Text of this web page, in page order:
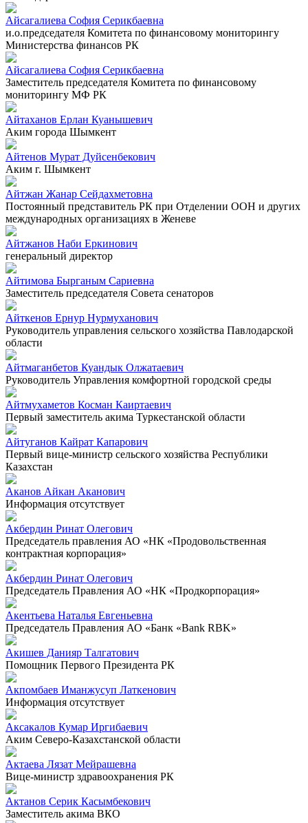
Айсагалиева София Серикбаевна
и.о.председателя Комитета по финансовому мониторингу
Министерства финансов РК
Айсагалиева София Серикбаевна
Заместитель председателя Комитета по финансовому
мониторингу МФ РК
Айтаханов Ерлан Куанышевич
Аким города Шымкент
Айтенов Мурат Дуйсенбекович
Аким г. Шымкент
Айтжан Жанар Сейдахметовна
Постоянный представитель РК при Отделении ООН и других
международных организациях в Женеве
Айтжанов Наби Еркинович
генеральный директор
Айтимова Бырганым Сариевна
Заместитель председателя Совета сенаторов
Айткенов Ернур Нурмуханович
Руководитель управления сельского хозяйства Павлодарской
области
Айтмаганбетов Куандык Олжатаевич
Руководитель Управления комфортной городской среды
Айтмухаметов Косман Каиртаевич
Первый заместитель акима Туркестанской области
Айтуганов Кайрат Капарович
Первый вице-министр сельского хозяйства Республики
Казахстан
Аканов Айкан Аканович
Информация отсутствует
Акбердин Ринат Олегович
Председатель правления АО «НК «Продовольственная
контрактная корпорация»
Акбердин Ринат Олегович
Председатель Правления АО «НК «Продкорпорация»
Акентьева Наталья Евгеньевна
Председатель Правления АО «Банк «Bank RBK»
Акишев Данияр Талгатович
Помощник Первого Президента РК
Акпомбаев Иманжусуп Латкенович
Информация отсутствует
Аксакалов Кумар Иргибаевич
Аким Северо-Казахстанской области
Актаева Лязат Мейрашевна
Вице-министр здравоохранения РК
Актанов Серик Касымбекович
Заместитель акима ВКО